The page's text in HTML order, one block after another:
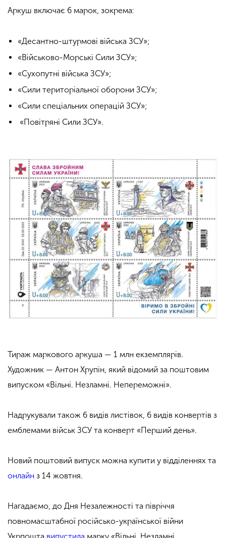
Аркуш включає 6 марок, зокрема:
«Десантно-штурмові війська ЗСУ»;
«Військово-Морські Сили ЗСУ»;
«Сухопутні війська ЗСУ»;
«Сили територіальної оборони ЗСУ»;
«Сили спеціальних операцій ЗСУ»;
«Повітряні Сили ЗСУ».
Тираж маркового аркуша — 1 млн екземплярів.
Художник — Антон Хрупін, який відомий за поштовим
випуском «Вільні. Незламні. Непереможні».
Надрукували також 6 видів листівок, 6 видів конвертів з
емблемами військ ЗСУ та конверт «Перший день».
Новий поштовий випуск можна купити у відділеннях та
онлайн з 14 жовтня.
Нагадаємо, до Дня Незалежності та півріччя
повномасштабної російсько-української війни